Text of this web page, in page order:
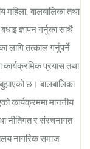
बालबालिका तथा
ज्ञापन गर्नुका साथै
लागि तत्काल गर्नुपर्ने
कार्यक्रमिक प्रयास तथा
छ। बालबालिका
कार्यक्रममा माननीय
नीतिगत र संरचनागत
नागरिक समाज